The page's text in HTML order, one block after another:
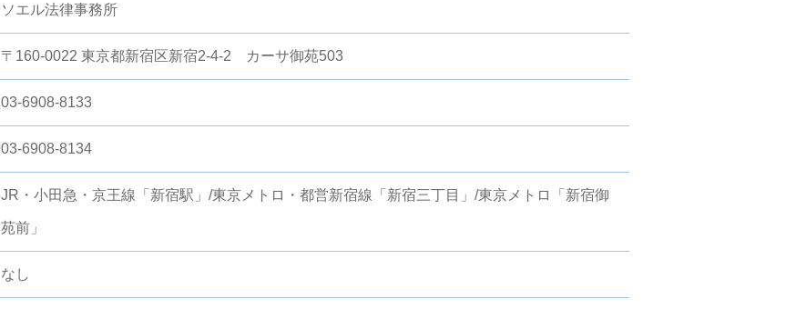
ソエル法律事務所
〒160-0022 東京都新宿区新宿2-4-2 カーサ御苑503
03-6908-8133
03-6908-8134
JR・小田急・京王線「新宿駅」/東京メトロ・都営新宿線「新宿三丁目」/東京メトロ「新宿御
苑前」
なし